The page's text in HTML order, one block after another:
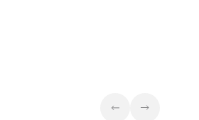
«БЕЛЮВЕЛИРТОРГ» г. Пинск, ул.